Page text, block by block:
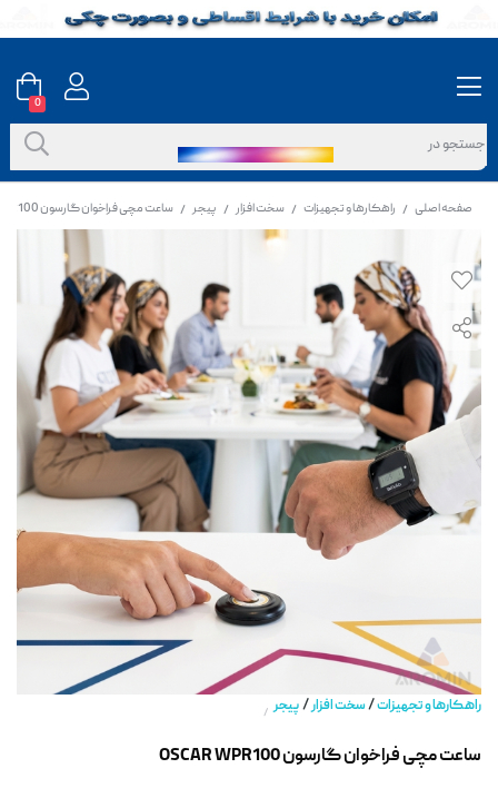
صفحه اصلی / راهکارها و تجهیزات / سخت افزار / پیجر / ساعت مچی فراخوان گارسون OSCAR WPR100
راهکارها و تجهیزات/سخت افزار/پیجر /
ساعت مچی فراخوان گارسون OSCAR WPR100
0